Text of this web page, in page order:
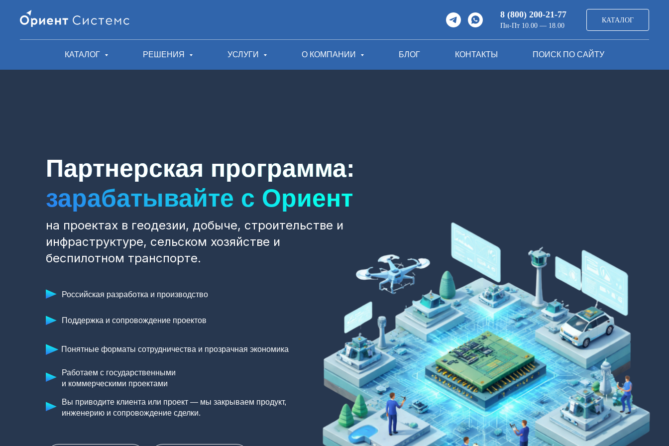
8 (800) 200-21-77
Пн-Пт 10.00 — 18.00
КАТАЛОГ
КАТАЛОГ РЕШЕНИЯ УСЛУГИ О КОМПАНИИ БЛОГ КОНТАКТЫ ПОИСК ПО САЙТУ
Партнерская программа:
зарабатывайте с Ориент
на проектах в геодезии, добыче, строительстве и
инфраструктуре, сельском хозяйстве и
беспилотном транспорте.
Российская разработка и производство
Поддержка и сопровождение проектов
Работаем с государственными
и коммерческими проектами
Вы приводите клиента или проект — мы закрываем продукт,
инженерию и сопровождение сделки.
Понятные форматы сотрудничества и прозрачная экономика